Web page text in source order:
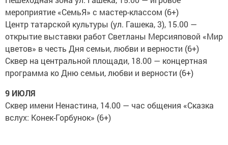
мероприятие «СемьЯ» с мастер-классом (6+)
Центр татарской культуры (ул. Гашека, 3), 15.00 —
открытие выставки работ Светланы Мерсияповой «Мир
цветов» в честь Дня семьи, любви и верности (6+)
Сквер на центральной площади, 18.00 — концертная
программа ко Дню семьи, любви и верности (6+)
9 ИЮЛЯ
Сквер имени Ненастина, 14.00 — час общения «Сказка
вслух: Конек-Горбунок» (6+)